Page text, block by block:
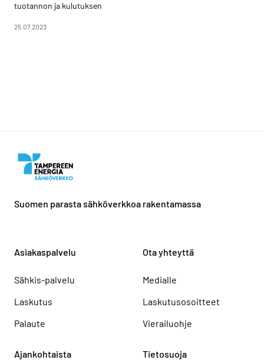
tuotannon ja kulutuksen
25.07.2023
Suomen parasta sähköverkkoa rakentamassa
Asiakaspalvelu
Sähkis-palvelu
Laskutus
Palaute
Ota yhteyttä
Medialle
Laskutusosoitteet
Vierailuohje
Ajankohtaista Tietosuoja